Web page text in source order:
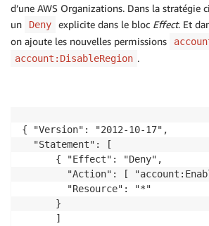
d’une AWS Organizations. Dans la stratégie
un
Deny explicite dans le bloc Effect. Et
on ajoute les nouvelles permissions
account:DisableRegion .
{ "Version": "2012-10-17",
  "Statement": [
      { "Effect": "Deny",
"Action": [
        "Resource": "*"
      }
      ]